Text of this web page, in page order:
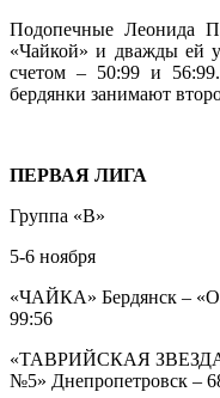
Подопечные Леонида
«Чайкой» и дважды ей
счетом – 50:99 и
бердянки занимают
ПЕРВАЯ ЛИГА
Группа «В»
5-6 ноября
«ЧАЙКА» Бердянск –
99:56
«ТАВРИЙСКАЯ
№5» Днепропетровск –